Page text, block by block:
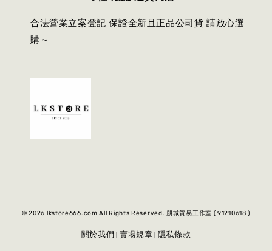
合法營業立案登記 保證全新且正品公司貨 請放心選
購～
© 2026 lkstore666.com All Rights Reserved. 朋城貿易工作室 ( 91210618 )
關於我們 賣場規章 隱私條款